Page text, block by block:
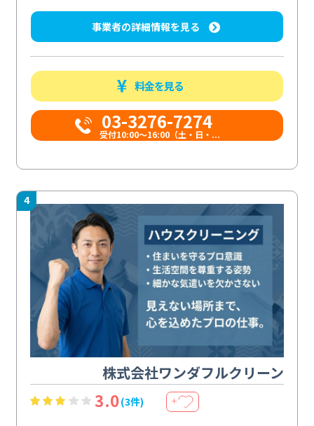
事業者の詳細情報を見る
料金を見る
03-3276-7274
受付10:00〜16:00（土・日・...
4
株式会社ワンダフルクリーン
3.0(3件) ＋